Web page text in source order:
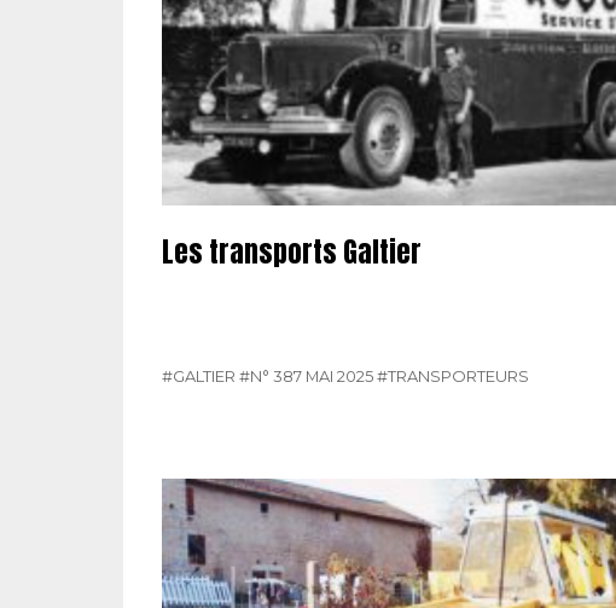
Les transports Galtier
#GALTIER #N° 387 MAI 2025#TRANSPORTEURS